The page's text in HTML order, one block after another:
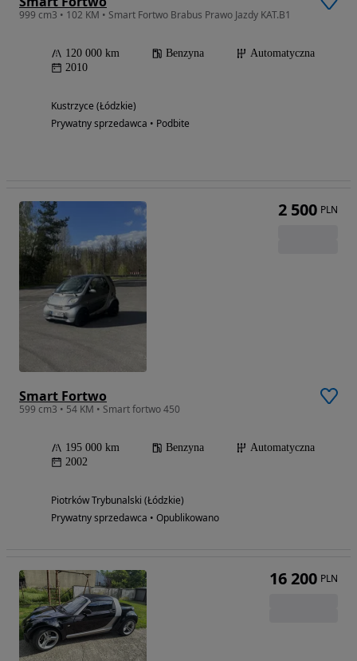
999 cm3 • 102 KM • Smart Fortwo Brabus Prawo Jazdy KAT.B1
120 000 km Benzyna
Automatyczna
2010
Kustrzyce (Łódzkie)
Prywatny sprzedawca • Podbite
Smart Fortwo
599 cm3 • 54 KM • Smart fortwo 450
195 000 km Benzyna
Automatyczna
2002
Piotrków Trybunalski (Łódzkie)
Prywatny sprzedawca • Opublikowano
2 500 PLN
16 200 PLN